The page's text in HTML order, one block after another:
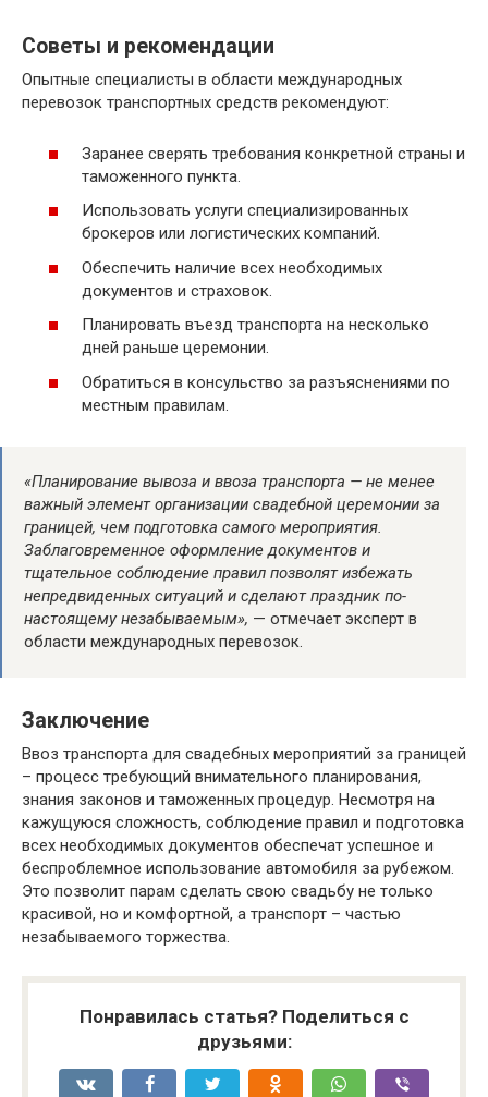
Советы и рекомендации
Опытные специалисты в области международных
перевозок транспортных средств рекомендуют:
Заранее сверять требования конкретной страны и
таможенного пункта.
Использовать услуги специализированных
брокеров или логистических компаний.
Обеспечить наличие всех необходимых
документов и страховок.
Планировать въезд транспорта на несколько
дней раньше церемонии.
Обратиться в консульство за разъяснениями по
местным правилам.
«Планирование вывоза и ввоза транспорта — не менее
важный элемент организации свадебной церемонии за
границей, чем подготовка самого мероприятия.
Заблаговременное оформление документов и
тщательное соблюдение правил позволят избежать
непредвиденных ситуаций и сделают праздник по-
настоящему незабываемым», — отмечает эксперт в
области международных перевозок.
Заключение
Ввоз транспорта для свадебных мероприятий за границей
– процесс требующий внимательного планирования,
знания законов и таможенных процедур. Несмотря на
кажущуюся сложность, соблюдение правил и подготовка
всех необходимых документов обеспечат успешное и
беспроблемное использование автомобиля за рубежом.
Это позволит парам сделать свою свадьбу не только
красивой, но и комфортной, а транспорт – частью
незабываемого торжества.
Понравилась статья? Поделиться с
друзьями: